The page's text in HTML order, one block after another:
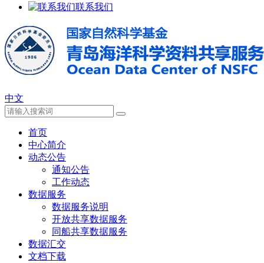
联系我们
中文
首页
中心简介
动态公告
通知公告
工作动态
数据服务
数据服务说明
开放共享数据服务
同船共享数据服务
数据汇交
文档下载